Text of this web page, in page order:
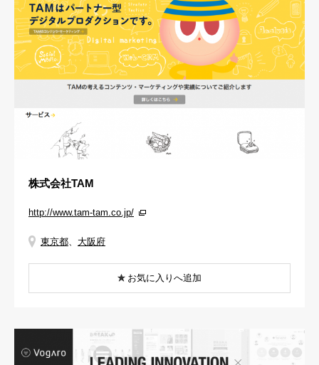
株式会社TAM
http://www.tam-tam.co.jp/
東京都、 大阪府
お気に入りへ追加